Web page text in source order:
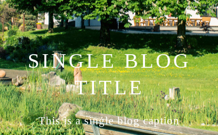
SINGLE BLOG
TITLE
This is a single blog caption